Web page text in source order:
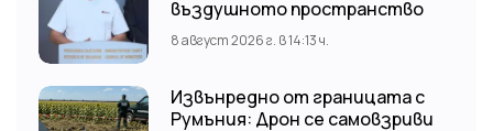
въздушното пространство
8 август 2026 г. в 14:13 ч.
Извънредно от границата с
Румъния: Дрон се самовзриви